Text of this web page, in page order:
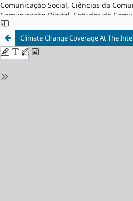
Comunicação Social, Ciências da
Comunicação Digital, Estudos de
Brasil